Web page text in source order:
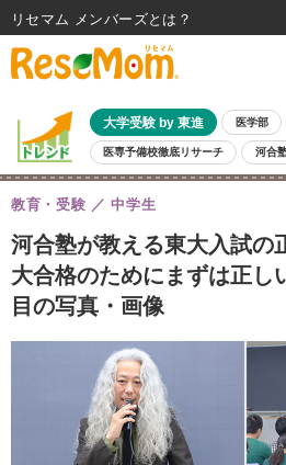
大学受験 by 東進 医学部
医専予備校徹底リサーチ 河合
親子で考える大学選び 高校受験 中学受験
共通テスト 夏休み
8月開催イベント・WS 全国公立高校 過去問
自由研究教材（小学生向け） 自由研究教材（
河合塾が教える東大入試の
大合格のためにまずは正し
目の写真・画像
教育・受験 中学生
リセマム メンバーズ